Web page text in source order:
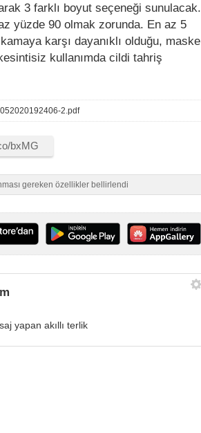
3 farklı boyut seçeneği sunulacak.
yüzde 90 olmak zorunda. En az 5
karşı dayanıklı olduğu, maske
kullanımda cildi tahriş
2.pdf
gereken özellikler bellirlendi
yapan akıllı terlik